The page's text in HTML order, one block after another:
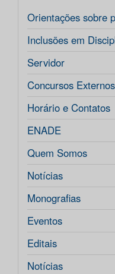
Orientações sobre
Inclusões em
Servidor
Concursos
Horário e Contatos
ENADE
Quem Somos
Notícias
Monografias
Eventos
Editais
Notícias